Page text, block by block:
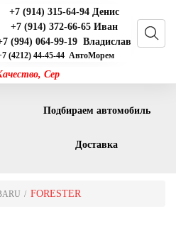
С
+7 (914) 315-64-94 Денис
+7 (914) 372-66-65 Иван
(994) 064-99-19 Владислав
(4212) 44-45-44 АвтоМорем
Подбираем автомобиль
Доставка
FORESTER